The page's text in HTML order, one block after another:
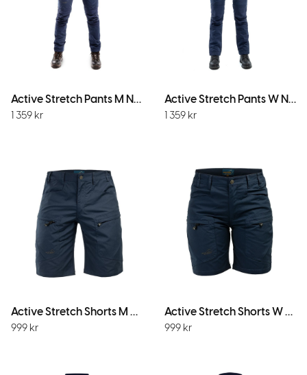
Active Stretch Pants M Navy
1 359 kr
Active Stretch Pants W Navy
1 359 kr
Active Stretch Shorts M Navy
999 kr
Active Stretch Shorts W Navy
999 kr